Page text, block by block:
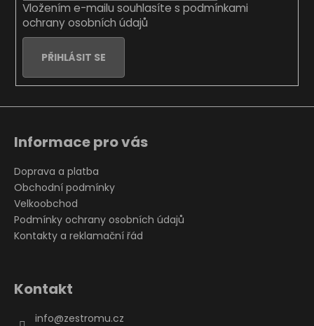
Vložením e-mailu souhlasíte s podmínkami
ochrany osobních údajů
PŘIHLÁSIT SE
Informace pro vás
Doprava a platba
Obchodní podmínky
Velkoobchod
Podmínky ochrany osobních údajů
Kontakty a reklamační řád
Kontakt
info@zestromu.cz